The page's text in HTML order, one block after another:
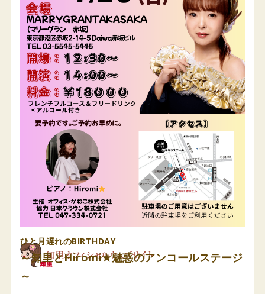
ひと月遅れのBIRTHDAY
～知里とHiromi★魅惑のアンコールステージ
～